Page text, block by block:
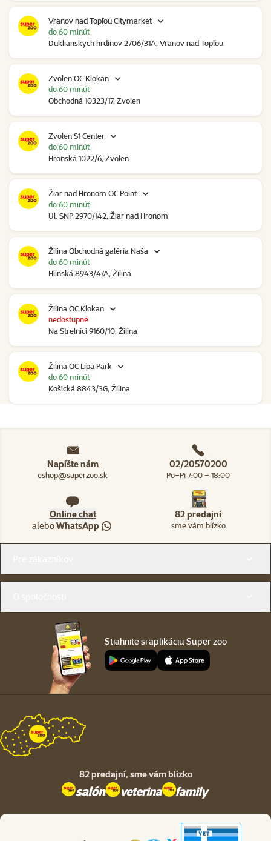
Vranov nad Topľou Citymarket
Duklianskych hrdinov 2706/31A, Vranov nad Topľou
do 60 minút
Zvolen OC Klokan
Obchodná 10323/17, Zvolen
do 60 minút
Zvolen S1 Center
Hronská 1022/6, Zvolen
do 60 minút
Žiar nad Hronom OC Point
Ul. SNP 2970/142, Žiar nad Hronom
do 60 minút
Žilina Obchodná galéria Naša
Hlinská 8943/47A, Žilina
do 60 minút
Žilina OC Klokan
Na Strelnici 9160/10, Žilina
nedostupné
Žilina OC Lipa Park
Košická 8843/3G, Žilina
do 60 minút
Napíšte nám
eshop@superzoo.sk
02/20570200
Po–Pi 7:00 – 18:00
Online chat
aleboWhatsApp
82 predajní
sme vám blízko
Stiahnite si aplikáciu Super zoo
82 predajní, sme vám blízko